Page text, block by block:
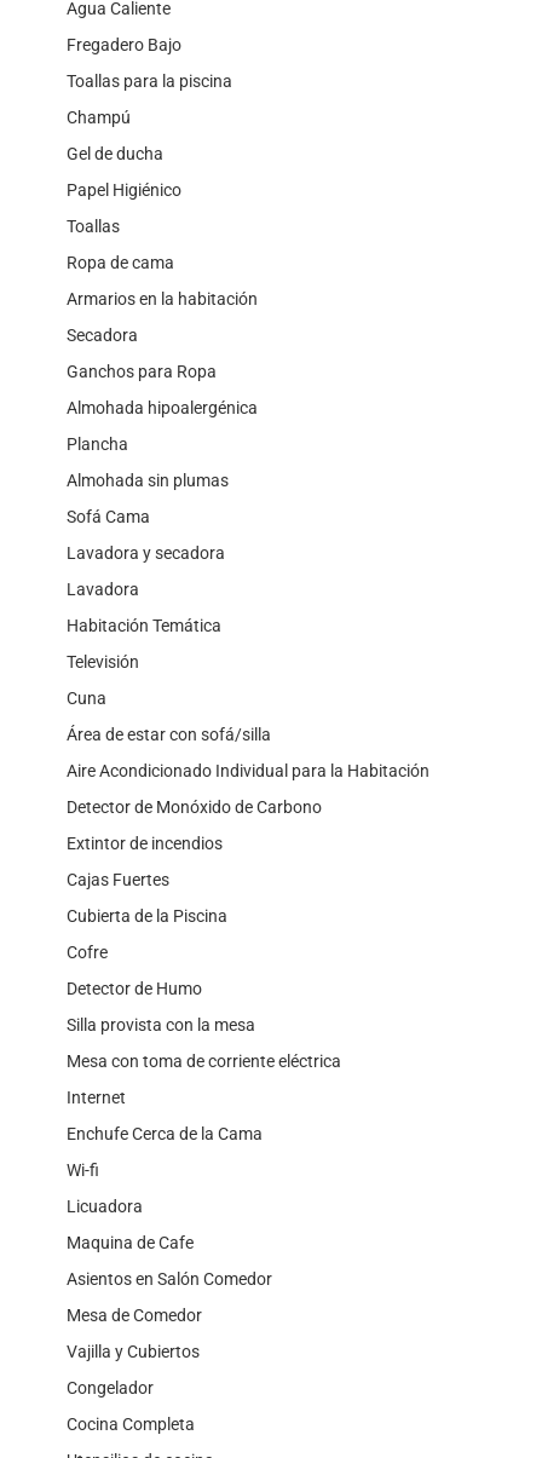
Agua Caliente
Fregadero Bajo
Toallas para la piscina
Champú
Gel de ducha
Papel Higiénico
Toallas
Ropa de cama
Armarios en la habitación
Secadora
Ganchos para Ropa
Almohada hipoalergénica
Plancha
Almohada sin plumas
Sofá Cama
Lavadora y secadora
Lavadora
Habitación Temática
Televisión
Cuna
Área de estar con sofá/silla
Aire Acondicionado Individual para la Habitación
Detector de Monóxido de Carbono
Extintor de incendios
Cajas Fuertes
Cubierta de la Piscina
Cofre
Detector de Humo
Silla provista con la mesa
Mesa con toma de corriente eléctrica
Internet
Enchufe Cerca de la Cama
Wi-fi
Licuadora
Maquina de Cafe
Asientos en Salón Comedor
Mesa de Comedor
Vajilla y Cubiertos
Congelador
Cocina Completa